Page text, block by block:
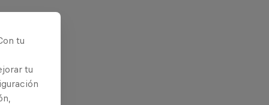
tu
tu